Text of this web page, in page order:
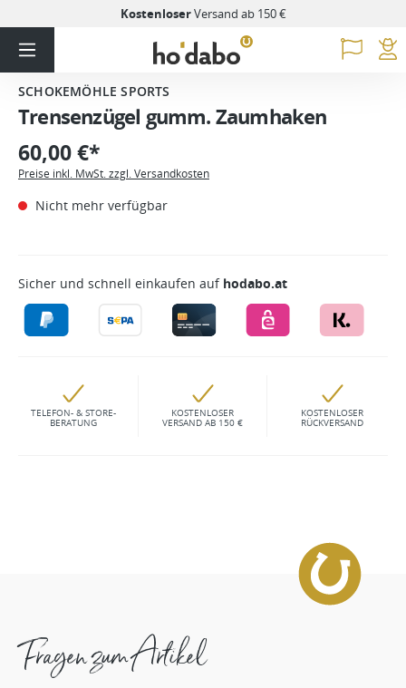
KostenloserVersand ab 150 €
SCHOKEMÖHLE SPORTS
Trensenzügel gumm. Zaumhaken
60,00 €*
Preise inkl. MwSt. zzgl. Versandkosten
Nicht mehr verfügbar
Sicher und schnell einkaufen auf hodabo.at
TELEFON- & STORE-
BERATUNG
KOSTENLOSER
VERSAND AB 150 €
KOSTENLOSER
RÜCKVERSAND
Fragen zum Artikel